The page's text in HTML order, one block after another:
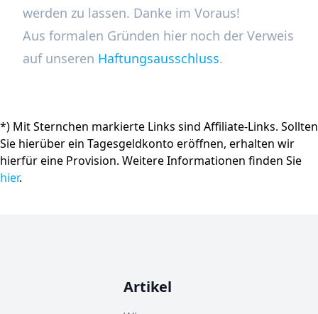
werden zu lassen. Danke im Voraus!
Aus formalen Gründen hier noch der Verweis
auf unseren Haftungsausschluss.
*) Mit Sternchen markierte Links sind Affiliate-Links. Sollten
Sie hierüber ein Tagesgeldkonto eröffnen, erhalten wir
hierfür eine Provision. Weitere Informationen finden Sie
hier.
Artikel